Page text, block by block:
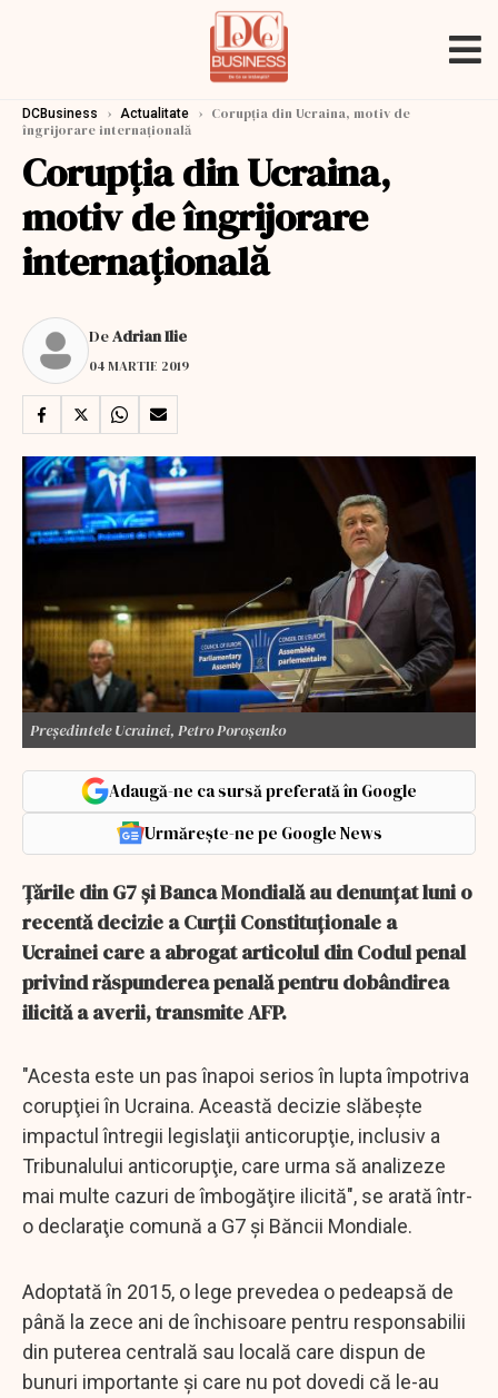
DCBusiness › Actualitate › Corupția din Ucraina, motiv de
îngrijorare internațională
Corupția din Ucraina,
motiv de îngrijorare
internațională
DeAdrian Ilie
04 MARTIE 2019
Președintele Ucrainei, Petro Poroșenko
Adaugă-ne ca sursă preferată în Google
Urmărește-ne pe Google News
Ţările din G7 şi Banca Mondială au denunţat luni o
recentă decizie a Curţii Constituţionale a
Ucrainei care a abrogat articolul din Codul penal
privind răspunderea penală pentru dobândirea
ilicită a averii, transmite AFP.
"Acesta este un pas înapoi serios în lupta împotriva
corupţiei în Ucraina. Această decizie slăbeşte
impactul întregii legislaţii anticorupţie, inclusiv a
Tribunalului anticorupţie, care urma să analizeze
mai multe cazuri de îmbogăţire ilicită", se arată într-
o declaraţie comună a G7 şi Băncii Mondiale.
Adoptată în 2015, o lege prevedea o pedeapsă de
până la zece ani de închisoare pentru responsabilii
din puterea centrală sau locală care dispun de
bunuri importante şi care nu pot dovedi că le-au